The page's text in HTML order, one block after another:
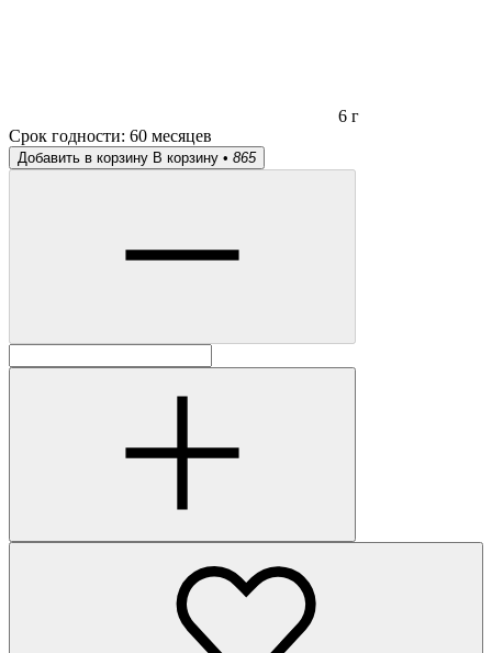
6 г
Срок годности: 60 месяцев
Добавить в корзину В корзину • 865